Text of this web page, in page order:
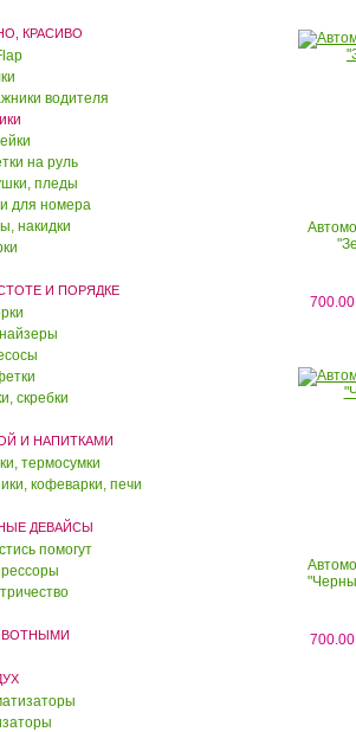
КРАСИВО
водителя
на руль
пледы
для номера
накидки
И ПОРЯДКЕ
скребки
И НАПИТКАМИ
термосумки
кофеварки, печи
ДЕВАЙСЫ
помогут
отзывов 0
Дорожный детский
стульчик Тотсит (Totseat)
Шоколад
отзывов 0